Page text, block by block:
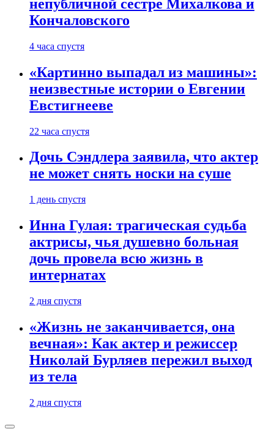
непубличной сестре Михалкова и
Кончаловского
4 часа спустя
«Картинно выпадал из машины»:
неизвестные истории о Евгении
Евстигнееве
22 часа спустя
Дочь Сэндлера заявила, что актер
не может снять носки на суше
1 день спустя
Инна Гулая: трагическая судьба
актрисы, чья душевно больная
дочь провела всю жизнь в
интернатах
2 дня спустя
«Жизнь не заканчивается, она
вечная»: Как актер и режиссер
Николай Бурляев пережил выход
из тела
2 дня спустя